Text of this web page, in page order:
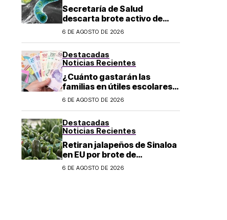
Secretaría de Salud
descarta brote activo de
ciclosporiasis en México y
6 DE AGOSTO DE 2026
Destacadas
Noticias Recientes
¿Cuánto gastarán las
familias en útiles escolares?
Costo aumenta a 6 mil pesos
6 DE AGOSTO DE 2026
Destacadas
Noticias Recientes
Retiran jalapeños de Sinaloa
en EU por brote de
Salmonella; CDC reportan
6 DE AGOSTO DE 2026